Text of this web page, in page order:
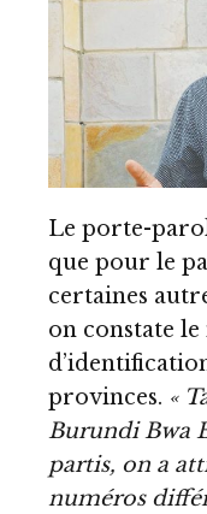
Le porte-
que pour le
certaines
on constate
provinces. «
Burundi Bwa
partis, on a
numéros